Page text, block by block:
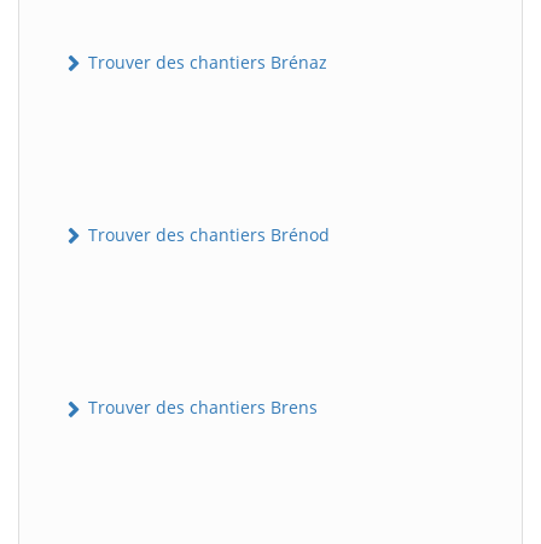
Trouver des chantiers Brénaz
Trouver des chantiers Brénod
Trouver des chantiers Brens